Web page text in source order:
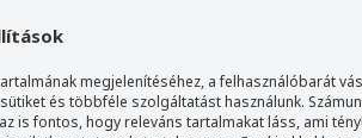
megjelenítéséhez, a felhasználóbarát
és többféle szolgáltatást használunk.
is fontos, hogy releváns tartalmakat láss, ami